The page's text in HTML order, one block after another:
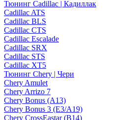
Тюнинг Cadillac | Кадиллак
Cadillac ATS
Cadillac BLS
Cadillac CTS
Cadillac Escalade
Cadillac SRX
Cadillac STS
Cadillac XT5
Тюнинг Chery | Чери
Chery Amulet
Chery Arrizo 7
Chery Bonus (A13)
Chery Bonus 3 (E3/A19)
Chery CrossEastar (B14)